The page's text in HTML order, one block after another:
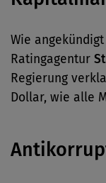
Wie
Ratingagentur
Regierung
Dollar, wie alle